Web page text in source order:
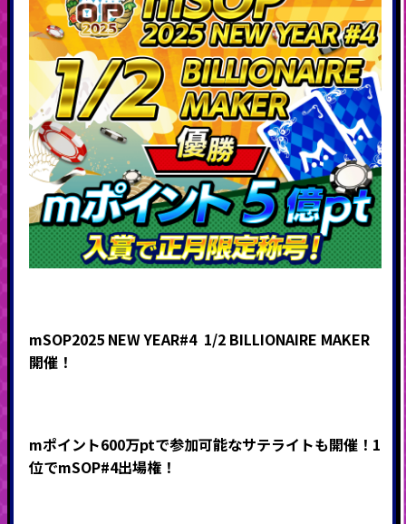
mSOP2025 NEW YEAR#4 1/2 BILLIONAIRE MAKER
開催！
mポイント600万ptで参加可能なサテライトも開催！1
位でmSOP#4出場権！